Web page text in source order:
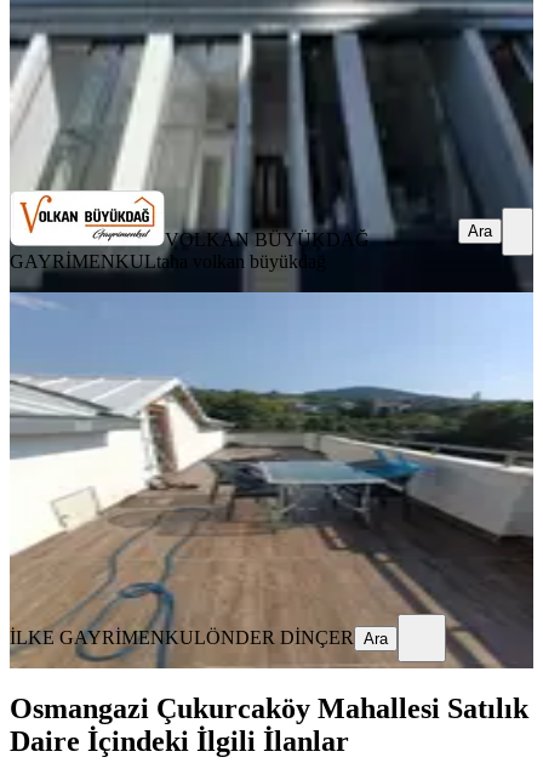
VOLKAN BÜYÜKDAĞ GAYRİMENKUL taha volkan
büyükdağ
VOLKAN BÜYÜKDAĞ
GAYRİMENKULtaha volkan büyükdağ
Ara
YENİ
Osmangazi, Çekirge Mahallesi
3+1
180 m²·3. Kat ·05.08.2026
6.000.000 ₺
İLKE GAYRİMENKUL ÖNDER DİNÇER
İLKE GAYRİMENKULÖNDER DİNÇER Ara
Osmangazi Çukurcaköy Mahallesi Satılık
Daire İçindeki İlgili İlanlar